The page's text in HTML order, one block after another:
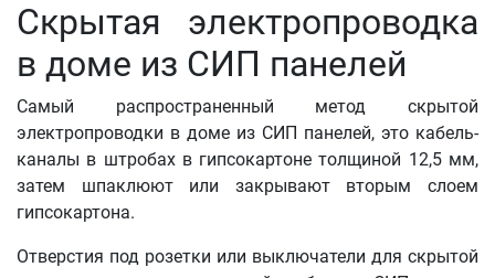
Скрытая электропроводка
в доме из СИП панелей
Самый распространенный метод скрытой
электропроводки в доме из СИП панелей, это кабель-
каналы в штробах в гипсокартоне толщиной 12,5 мм,
затем шпаклюют или закрывают вторым слоем
гипсокартона.
Отверстия под розетки или выключатели для скрытой